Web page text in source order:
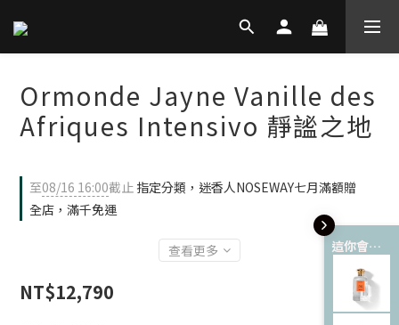
這你會愛 💘
Ormonde Jayne Vanille des
Afriques Intensivo 靜謐之地
至08/16 16:00截止 指定分類，迷香人NOSEWAY七月滿額贈
全店，滿千免運
查看更多
NT$12,790